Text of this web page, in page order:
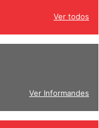
Ver todos
Ver Informandes